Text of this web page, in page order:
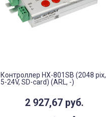
Контроллер HX-801SB (2048 pix,
5-24V, SD-card) (ARL, -)
2 927,67 руб.